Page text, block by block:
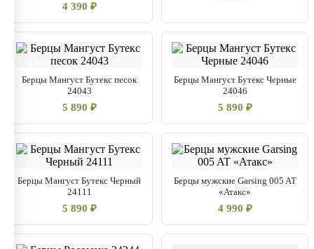
4 390 ₽
Берцы Мангуст Бутекс песок
24043
5 890 ₽
Берцы Мангуст Бутекс Черные
24046
5 890 ₽
Берцы Мангуст Бутекс Черный
24111
5 890 ₽
Берцы мужские Garsing 005 AT
«Атакс»
4 990 ₽